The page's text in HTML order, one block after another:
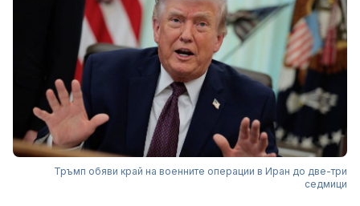
Тръмп обяви край на военните операции в Иран до две-три
седмици